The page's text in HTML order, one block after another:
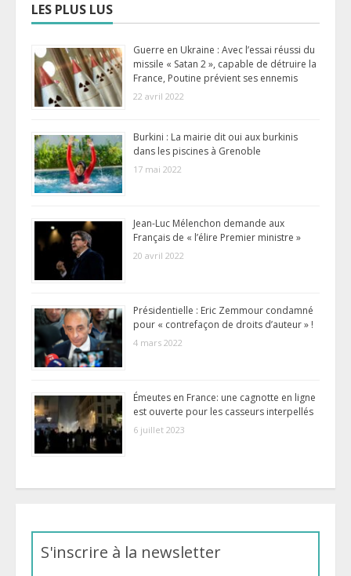
LES PLUS LUS
Guerre en Ukraine : Avec l’essai réussi du
missile « Satan 2 », capable de détruire la
France, Poutine prévient ses ennemis
22 avril 2022
Burkini : La mairie dit oui aux burkinis
dans les piscines à Grenoble
17 mai 2022
Jean-Luc Mélenchon demande aux
Français de « l’élire Premier ministre »
20 avril 2022
Présidentielle : Eric Zemmour condamné
pour « contrefaçon de droits d’auteur » !
4 mars 2022
Émeutes en France: une cagnotte en ligne
est ouverte pour les casseurs interpellés
6 juillet 2023
S'inscrire à la newsletter